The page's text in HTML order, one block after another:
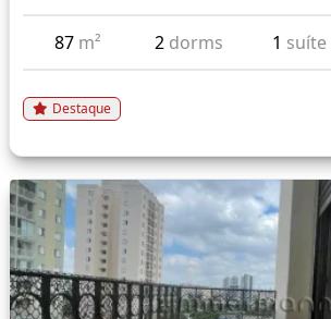
87 m² 2 dorms 1 suíte
Destaque